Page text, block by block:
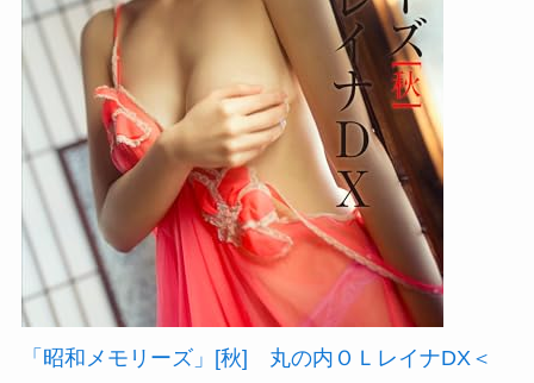
「昭和メモリーズ」[秋] 丸の内ＯＬレイナDX＜